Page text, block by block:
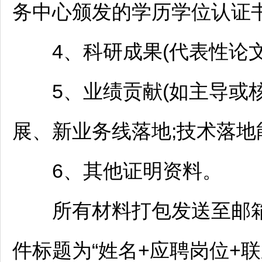
务中心颁发的学历学位认证
4、科研成果(代表性论
5、业绩贡献(如主导或核
展、新业务线落地;技术落
6、其他证明资料。
所有材料打包发送至邮
件标题为“姓名+应聘岗位+